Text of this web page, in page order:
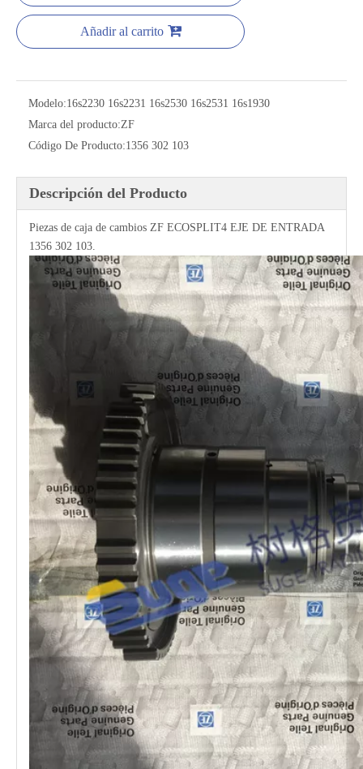
Añadir al carrito
Modelo:16s2230 16s2231 16s2530 16s2531 16s1930
Marca del producto:ZF
Código De Producto:1356 302 103
Descripción del Producto
Piezas de caja de cambios ZF ECOSPLIT4 EJE DE ENTRADA
1356 302 103.